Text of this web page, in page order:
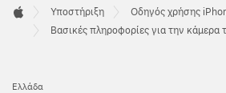
Footer

Apple
Υποστήριξη
Οδηγός χρήσης
Βασικές πληροφορίες για την κάμερα
Ελλάδα